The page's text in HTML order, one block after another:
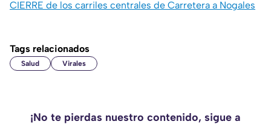
CIERRE de los carriles centrales de Carretera a Nogales
Tags relacionados
Salud Virales
¡No te pierdas nuestro contenido, sigue a